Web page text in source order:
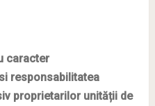
caracter
responsabilitatea
proprietarilor unității de